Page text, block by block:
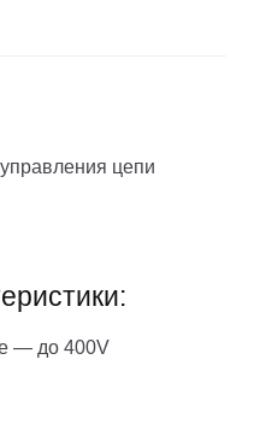
цепи
— до 400V